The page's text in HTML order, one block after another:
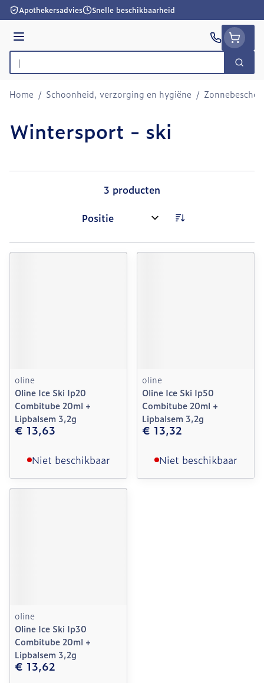
Ga naar de inhoud
Apothekersadvies Snelle beschikbaarheid
Menu
Product, merk, categorie...
Zoek
Home / Schoonheid, verzorging en hygiëne /
Wintersport - ski
3 producten
Sorteer op:
oline
Oline Ice Ski Ip20
Combitube 20ml +
Lipbalsem 3,2g
€ 13,63
Niet beschikbaar
oline
Oline Ice Ski Ip50
Combitube 20ml +
Lipbalsem 3,2g
€ 13,32
Niet beschikbaar
oline
Oline Ice Ski Ip30
Combitube 20ml +
Lipbalsem 3,2g
€ 13,62